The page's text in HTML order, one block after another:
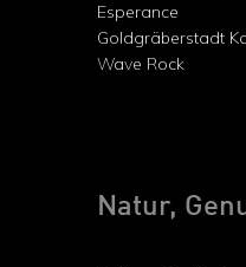
Esperance
Goldgräberstadt
Wave Rock
Natur,